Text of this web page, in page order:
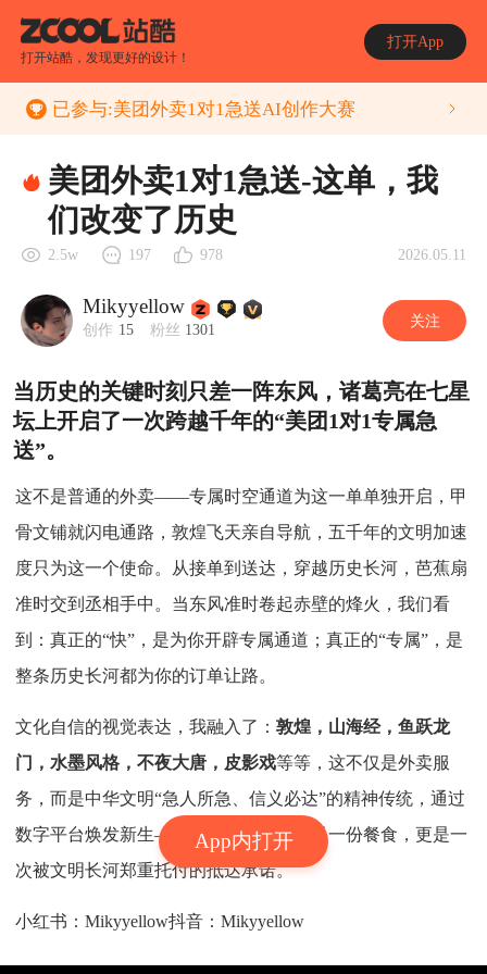
打开站酷，发现更好的设计！
打开App
App内打开
已参与:美团外卖1对1急送AI创作大赛
美团外卖1对1急送-这单，我
们改变了历史
2.5w 197 978 2026.05.11
Mikyyellow
创作 15 粉丝 1301 关注
当历史的关键时刻只差一阵东风，诸葛亮在七星
坛上开启了一次跨越千年的“美团1对1专属急
送”。
这不是普通的外卖——专属时空通道为这一单单独开启，甲
骨文铺就闪电通路，敦煌飞天亲自导航，五千年的文明加速
度只为这一个使命。从接单到送达，穿越历史长河，芭蕉扇
准时交到丞相手中。当东风准时卷起赤壁的烽火，我们看
到：真正的“快”，是为你开辟专属通道；真正的“专属”，是
整条历史长河都为你的订单让路。
文化自信的视觉表达，我融入了：敦煌，山海经，鱼跃龙
门，水墨风格，不夜大唐，皮影戏等等，这不仅是外卖服
务，而是中华文明“急人所急、信义必达”的精神传统，通过
数字平台焕发新生——用户收到的不仅是一份餐食，更是一
次被文明长河郑重托付的抵达承诺。
小红书：Mikyyellow抖音：Mikyyellow